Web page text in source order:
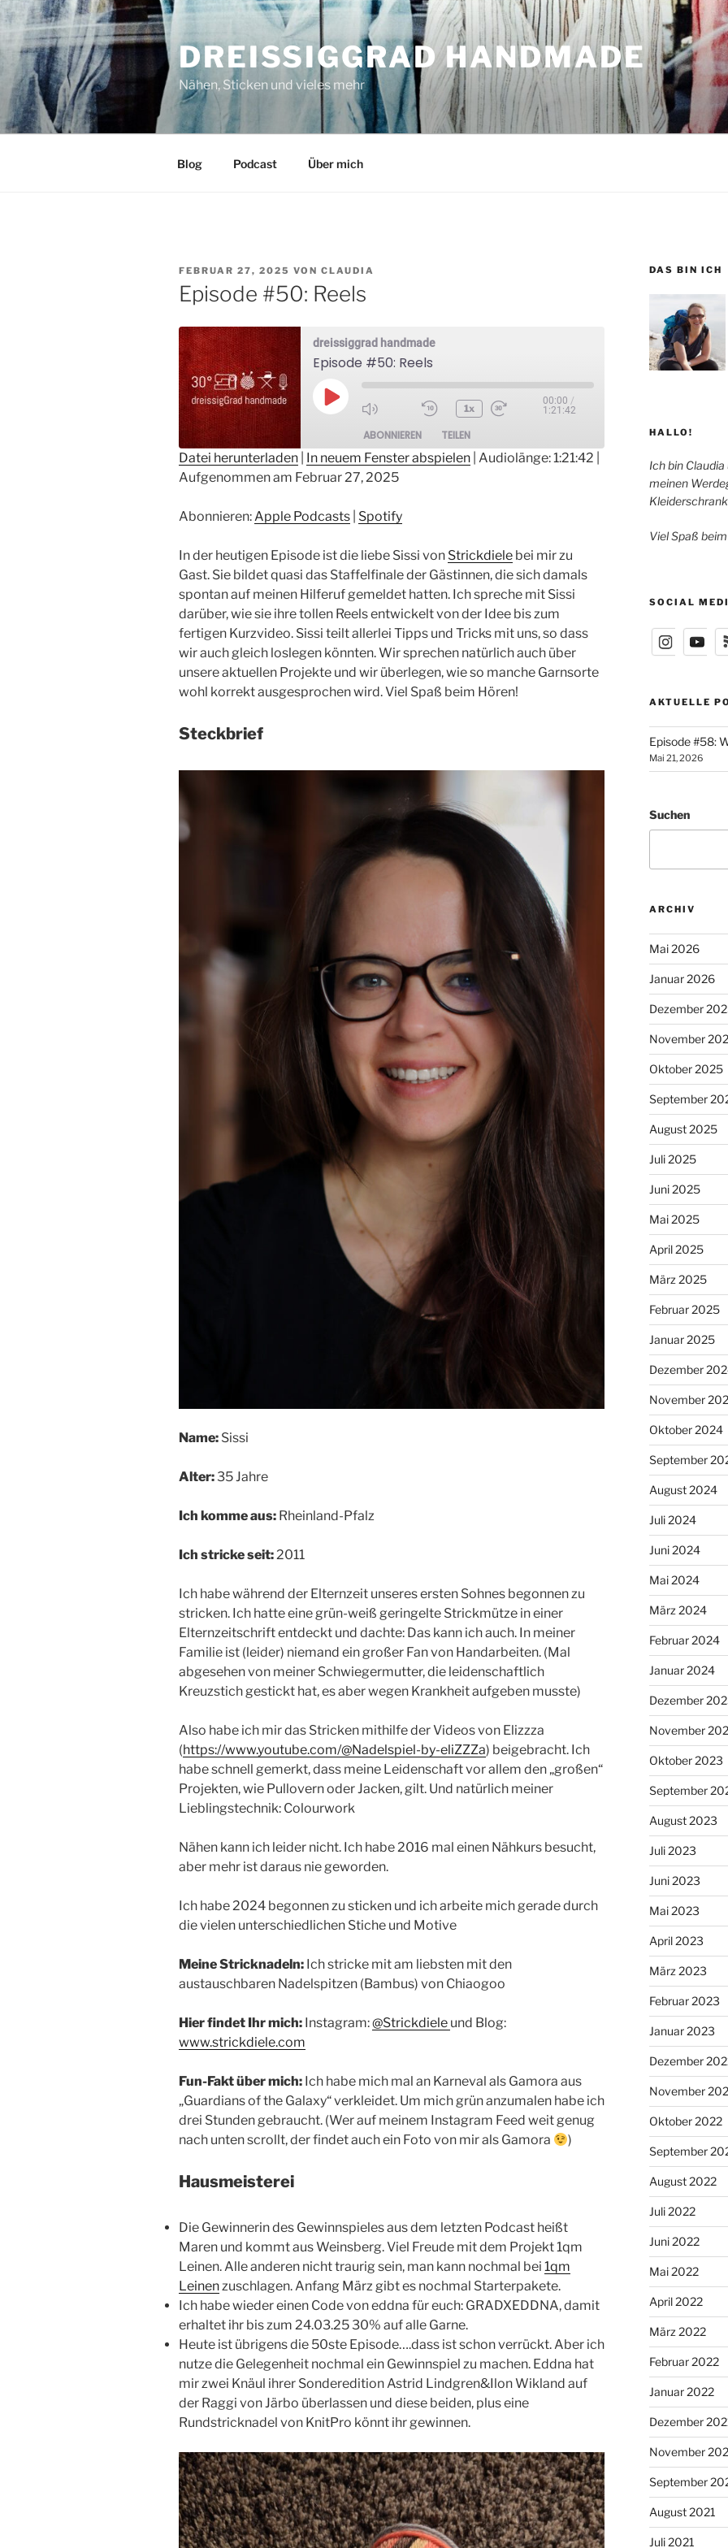
Zum
Inhalt
springen
DREISSIGGRAD HANDMADE
Nähen, Sticken und vieles mehr
Blog Podcast Über mich
VERÖFFENTLICHT
AM
FEBRUAR 27, 2025 VON CLAUDIA
Episode #50: Reels
dreissiggrad handmade
Episode #50: Reels
Play
1x
00:00 /
1:21:42
ABONNIEREN TEILEN
Apple Podcasts Spotify
RSS FEED
TEILEN
LINK
EMBED
Datei herunterladen In neuem Fenster abspielen Audiolänge: 1:21:42
Aufgenommen am Februar 27, 2025
Abonnieren:Apple Podcasts Spotify
In der heutigen Episode ist die liebe Sissi von Strickdiele bei mir zu
Gast. Sie bildet quasi das Staffelfinale der Gästinnen, die sich damals
spontan auf meinen Hilferuf gemeldet hatten. Ich spreche mit Sissi
darüber, wie sie ihre tollen Reels entwickelt von der Idee bis zum
fertigen Kurzvideo. Sissi teilt allerlei Tipps und Tricks mit uns, so dass
wir auch gleich loslegen könnten. Wir sprechen natürlich auch über
unsere aktuellen Projekte und wir überlegen, wie so manche Garnsorte
wohl korrekt ausgesprochen wird. Viel Spaß beim Hören!
Steckbrief
Name: Sissi
Alter:35 Jahre
Ich komme aus: Rheinland-Pfalz
Ich stricke seit:2011
Ich habe während der Elternzeit unseres ersten Sohnes begonnen zu
stricken. Ich hatte eine grün-weiß geringelte Strickmütze in einer
Elternzeitschrift entdeckt und dachte: Das kann ich auch. In meiner
Familie ist (leider) niemand ein großer Fan von Handarbeiten. (Mal
abgesehen von meiner Schwiegermutter, die leidenschaftlich
Kreuzstich gestickt hat, es aber wegen Krankheit aufgeben musste)
Also habe ich mir das Stricken mithilfe der Videos von Elizzza
(https://www.youtube.com/@Nadelspiel-by-eliZZZa) beigebracht. Ich
habe schnell gemerkt, dass meine Leidenschaft vor allem den „großen“
Projekten, wie Pullovern oder Jacken, gilt. Und natürlich meiner
Lieblingstechnik: Colourwork
Nähen kann ich leider nicht. Ich habe 2016 mal einen Nähkurs besucht,
aber mehr ist daraus nie geworden.
Ich habe 2024 begonnen zu sticken und ich arbeite mich gerade durch
die vielen unterschiedlichen Stiche und Motive
Meine Stricknadeln: Ich stricke mit am liebsten mit den
austauschbaren Nadelspitzen (Bambus) von Chiaogoo
Hier findet Ihr mich: Instagram:@Strickdiele und Blog:
www.strickdiele.com
Fun-Fakt über mich: Ich habe mich mal an Karneval als Gamora aus
„Guardians of the Galaxy“ verkleidet. Um mich grün anzumalen habe ich
drei Stunden gebraucht. (Wer auf meinem Instagram Feed weit genug
nach unten scrollt, der findet auch ein Foto von mir als Gamora
)
Hausmeisterei
Die Gewinnerin des Gewinnspieles aus dem letzten Podcast heißt
Maren und kommt aus Weinsberg. Viel Freude mit dem Projekt 1qm
Leinen. Alle anderen nicht traurig sein, man kann nochmal bei 1qm
Leinenzuschlagen. Anfang März gibt es nochmal Starterpakete.
Ich habe wieder einen Code von eddna für euch: GRADXEDDNA, damit
erhaltet ihr bis zum 24.03.25 30% auf alle Garne.
Heute ist übrigens die 50ste Episode….dass ist schon verrückt. Aber ich
nutze die Gelegenheit nochmal ein Gewinnspiel zu machen. Eddna hat
mir zwei Knäul ihrer Sonderedition Astrid Lindgren&Ilon Wikland auf
der Raggi von Järbo überlassen und diese beiden, plus eine
Rundstricknadel von KnitPro könnt ihr gewinnen.
DAS BIN ICH
HALLO!
Ich bin
meinen
Viel Spaß
SOCIAL
AKTUELLE
Episode #58:
Mai 21, 2026
Suchen
ARCHIV
Mai 2026
Januar 2026
Dezember
November
Oktober 2025
September
August 2025
Juli 2025
Juni 2025
Mai 2025
April 2025
März 2025
Februar 2025
Januar 2025
Dezember
November
Oktober 2024
September
August 2024
Juli 2024
Juni 2024
Mai 2024
März 2024
Februar 2024
Januar 2024
Dezember
November
Oktober 2023
September
August 2023
Juli 2023
Juni 2023
Mai 2023
April 2023
März 2023
Februar 2023
Januar 2023
Dezember
November
Oktober 2022
September
August 2022
Juli 2022
Juni 2022
Mai 2022
April 2022
März 2022
Februar 2022
Januar 2022
Dezember
November
September
August 2021
Juli 2021